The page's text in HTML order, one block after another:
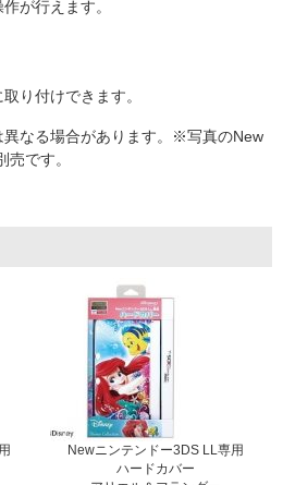
が行えます。
り付けできます。
なる場合があります。※写真のNew
です。
Newニンテンドー3DS LL専用
ハードカバー